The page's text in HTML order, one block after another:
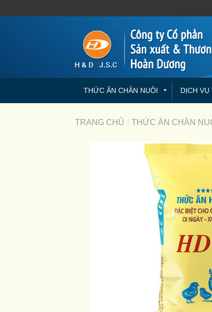
THỨC ĂN CHĂN NUÔI DỊCH VỤ
TRANG CHỦ / THỨC ĂN CHĂN